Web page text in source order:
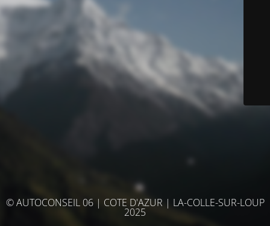
© AUTOCONSEIL 06 | COTE D'AZUR | LA-COLLE-SUR-LOUP
2025